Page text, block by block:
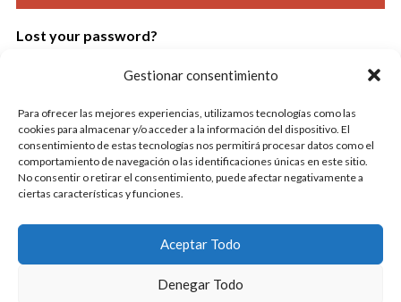
Gestionar consentimiento
Para ofrecer las mejores experiencias, utilizamos tecnologías como las
cookies para almacenar y/o acceder a la información del dispositivo. El
consentimiento de estas tecnologías nos permitirá procesar datos como el
comportamiento de navegación o las identificaciones únicas en este sitio.
No consentir o retirar el consentimiento, puede afectar negativamente a
ciertas características y funciones.
Aceptar Todo
Denegar Todo
Lost your password?